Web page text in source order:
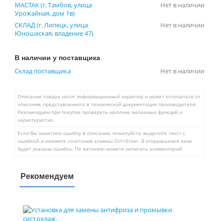
МАСТАК (г. Тамбов, улица
Урожайная, дом 1в)
Нет в наличии
СКЛАД (г. Липецк, улица
Юношеская, владение 47)
Нет в наличии
В наличии у поставщика
Склад поставщика Нет в наличии
Описание товара носит информационный характер и может отличаться от
описания, представленного в технической документации производителя.
Рекомендуем при покупке проверять наличие желаемых функций и
характеристик.
Если Вы заметили ошибку в описании, пожалуйста, выделите текст с
ошибкой и нажмите сочетание клавиш Ctrl+Enter. В открывшемся окне
будет указана ошибка. По желанию можете написать комментарий.
Рекомендуем